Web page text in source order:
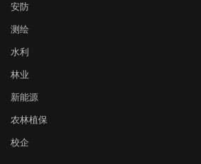
安防
测绘
水利
林业
新能源
农林植保
校企